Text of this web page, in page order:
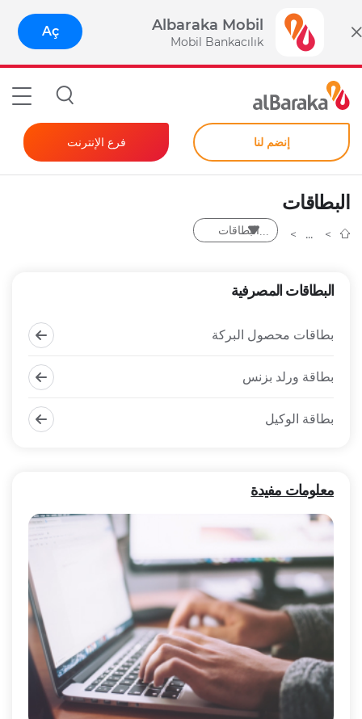
Albaraka Mobil
Mobil Bankacılık
Aç
إنضم لنا فرع الإنترنت
المصرفية للأفراد
البطاقات
البطاقات
البطاقات المصرفية
بطاقات محصول البركة
بطاقة ورلد بزنس
بطاقة الوكيل
معلومات مفيدة